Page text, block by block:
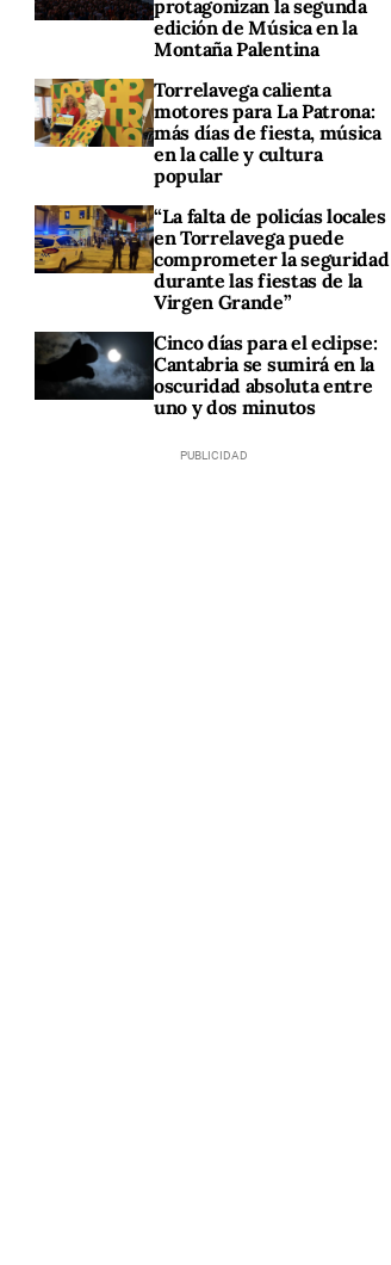
protagonizan la segunda
edición de Música en la
Montaña Palentina
Torrelavega calienta
motores para La Patrona:
más días de fiesta, música
en la calle y cultura
popular
“La falta de policías locales
en Torrelavega puede
comprometer la seguridad
durante las fiestas de la
Virgen Grande”
Cinco días para el eclipse:
Cantabria se sumirá en la
oscuridad absoluta entre
uno y dos minutos